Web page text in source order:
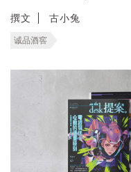
撰文 古小兔
诚品酒窖